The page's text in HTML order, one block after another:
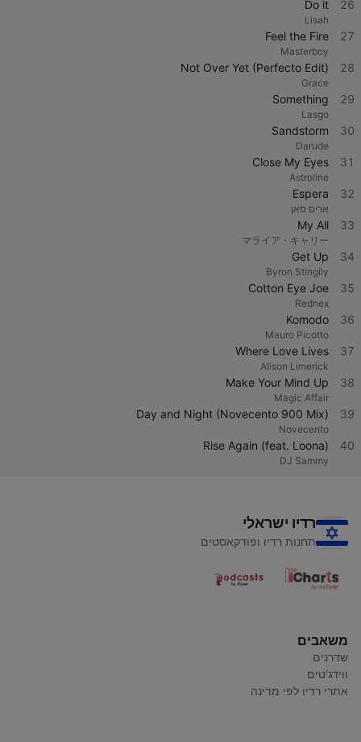
26
Do it
Lisah
27
Feel the Fire
Masterboy
28
Not Over Yet (Perfecto Edit)
Grace
29
Something
Lasgo
30
Sandstorm
Darude
31
Close My Eyes
Astroline
32
Espera
אריס סאן
33
My All
マライア・キャリー
34
Get Up
Byron Stingily
35
Cotton Eye Joe
Rednex
36
Komodo
Mauro Picotto
37
Where Love Lives
Alison Limerick
38
Make Your Mind Up
Magic Affair
39
Day and Night (Novecento 900 Mix)
Novecento
40
Rise Again (feat. Loona)
DJ Sammy
רדיו ישראלי
תחנות רדיו ופודקאסטים
משאבים
שדרנים
ווידג'טים
אתרי רדיו לפי מדינה